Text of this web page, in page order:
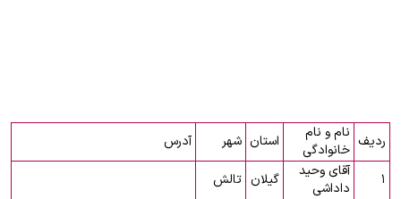
ردیف نام و نام
خانوادگی
استان شهر آدرس
۱
آقای وحید
داداشی
گیلان تالش